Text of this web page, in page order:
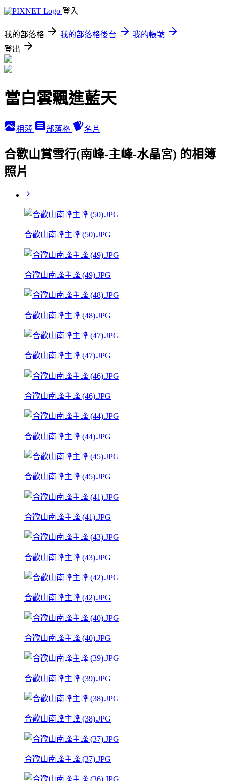
登入
我的部落格 我的部落格後台
我的帳號
登出
當白雲飄進藍天
相簿 部落格 名片
合歡山賞雪行(南峰-主峰-水晶宮) 的相簿
照片
合歡山南峰主峰 (50).JPG
合歡山南峰主峰 (49).JPG
合歡山南峰主峰 (48).JPG
合歡山南峰主峰 (47).JPG
合歡山南峰主峰 (46).JPG
合歡山南峰主峰 (44).JPG
合歡山南峰主峰 (45).JPG
合歡山南峰主峰 (41).JPG
合歡山南峰主峰 (43).JPG
合歡山南峰主峰 (42).JPG
合歡山南峰主峰 (40).JPG
合歡山南峰主峰 (39).JPG
合歡山南峰主峰 (38).JPG
合歡山南峰主峰 (37).JPG